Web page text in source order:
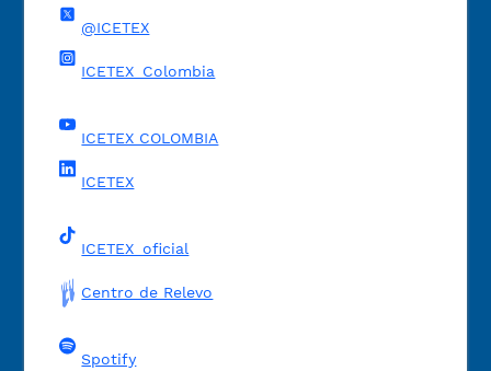
@ICETEX
ICETEX_Colombia
ICETEX COLOMBIA
ICETEX
ICETEX_oficial
Centro de Relevo
Spotify